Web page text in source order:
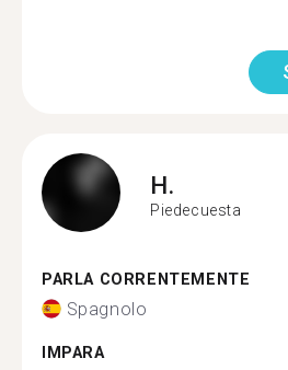
H.
Piedecuesta
PARLA CORRENTEMENTE
Spagnolo
IMPARA